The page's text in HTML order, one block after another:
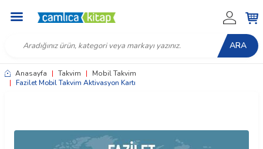
ARA
Anasayfa | Takvim |
Mobil Takvim
| Fazilet Mobil Takvim Aktivasyon Kartı